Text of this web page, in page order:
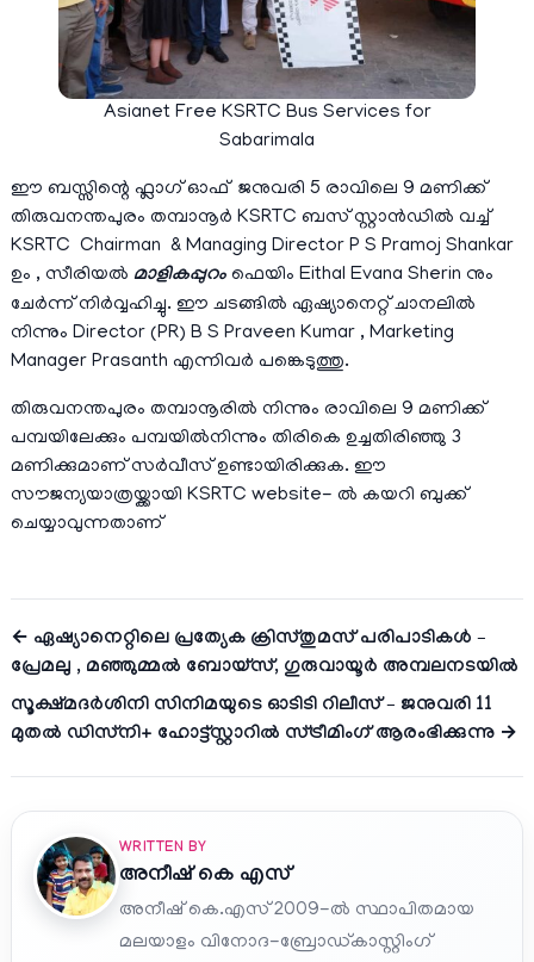
Asianet Free KSRTC Bus Services for
Sabarimala
ഈ ബസ്സിന്റെ ഫ്ലാഗ് ഓഫ് ജനുവരി 5 രാവിലെ 9 മണിക്ക്
തിരുവനന്തപുരം തമ്പാനൂർ KSRTC ബസ് സ്റ്റാൻഡിൽ വച്ച്
KSRTC Chairman & Managing Director P S Pramoj Shankar
ഉം , സീരിയൽ മാളികപ്പുറം ഫെയിം Eithal Evana Sherin നും
ചേർന്ന് നിർവ്വഹിച്ചു. ഈ ചടങ്ങിൽ ഏഷ്യാനെറ്റ് ചാനലിൽ
നിന്നും Director (PR) B S Praveen Kumar , Marketing
Manager Prasanth എന്നിവർ പങ്കെടുത്തു.
തിരുവനന്തപുരം തമ്പാനൂരിൽ നിന്നും രാവിലെ 9 മണിക്ക്
പമ്പയിലേക്കും പമ്പയിൽനിന്നും തിരികെ ഉച്ചതിരിഞ്ഞു 3
മണിക്കുമാണ് സർവീസ് ഉണ്ടായിരിക്കുക. ഈ
സൗജന്യയാത്രയ്ക്കായി KSRTC website- ൽ കയറി ബുക്ക്
ചെയ്യാവുന്നതാണ്
← ഏഷ്യാനെറ്റിലെ പ്രത്യേക ക്രിസ്തുമസ് പരിപാടികൾ –
പ്രേമലു , മഞ്ഞുമ്മൽ ബോയ്സ്, ഗുരുവായൂർ അമ്പലനടയിൽ
സൂക്ഷ്മദർശിനി സിനിമയുടെ ഓടിടി റിലീസ് – ജനുവരി 11
മുതൽ ഡിസ്‌നി+ ഹോട്ട്‌സ്റ്റാറിൽ സ്ട്രീമിംഗ് ആരംഭിക്കുന്നു →
WRITTEN BY
അനീഷ്‌ കെ എസ്
അനീഷ് കെ.എസ് 2009-ൽ സ്ഥാപിതമായ
മലയാളം വിനോദ-ബ്രോഡ്കാസ്റ്റിംഗ്